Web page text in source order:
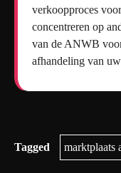
verkoopproces
concentreren op
van de ANWB
afhandeling van
Tagged marktplaats